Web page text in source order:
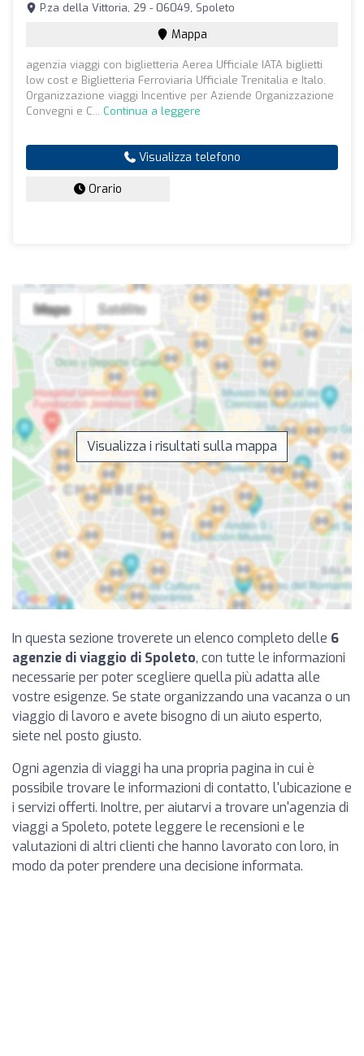
P.za della Vittoria, 29 - 06049, Spoleto
Mappa
agenzia viaggi con biglietteria Aerea Ufficiale IATA biglietti
low cost e Biglietteria Ferroviaria Ufficiale Trenitalia e Italo.
Organizzazione viaggi Incentive per Aziende Organizzazione
Convegni e C... Continua a leggere
Visualizza telefono
Orario
Visualizza i risultati sulla mappa
In questa sezione troverete un elenco completo delle 6
agenzie di viaggio di Spoleto, con tutte le informazioni
necessarie per poter scegliere quella più adatta alle
vostre esigenze. Se state organizzando una vacanza o un
viaggio di lavoro e avete bisogno di un aiuto esperto,
siete nel posto giusto.
Ogni agenzia di viaggi ha una propria pagina in cui è
possibile trovare le informazioni di contatto, l'ubicazione e
i servizi offerti. Inoltre, per aiutarvi a trovare un'agenzia di
viaggi a Spoleto, potete leggere le recensioni e le
valutazioni di altri clienti che hanno lavorato con loro, in
modo da poter prendere una decisione informata.